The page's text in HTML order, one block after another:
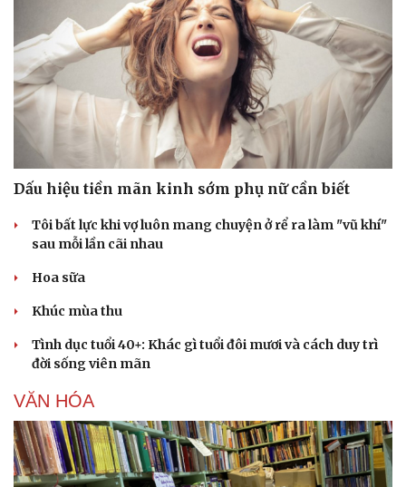
Dấu hiệu tiền mãn kinh sớm phụ nữ cần biết
Tôi bất lực khi vợ luôn mang chuyện ở rể ra làm "vũ khí"
sau mỗi lần cãi nhau
Hoa sữa
Khúc mùa thu
Tình dục tuổi 40+: Khác gì tuổi đôi mươi và cách duy trì
đời sống viên mãn
VĂN HÓA